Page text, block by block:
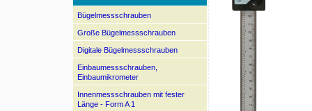
Bügelmessschrauben
Große Bügelmessschrauben
Digitale Bügelmessschrauben
Einbaumessschrauben,
Einbaumikrometer
Innenmessschrauben mit fester
Länge - Form A 1